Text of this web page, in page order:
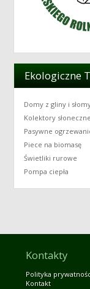
Ekologiczne
Domy z gliny i
Kolektory słoneczne
Pasywne
Piece na biomasę
Świetliki rurowe
Pompa ciepła
Kontakty
Polityka
Kontakt